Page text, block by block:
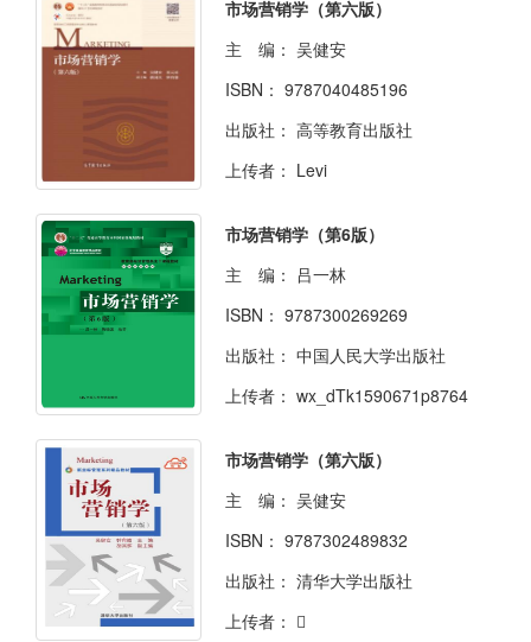
市场营销学（第六版）
主 编： 吴健安
ISBN： 9787040485196
出版社： 高等教育出版社
上传者： Levi
市场营销学（第6版）
主 编： 吕一林
ISBN： 9787300269269
出版社： 中国人民大学出版社
上传者： wx_dTk1590671p8764
市场营销学（第六版）
主 编： 吴健安
ISBN： 9787302489832
出版社： 清华大学出版社
上传者： 